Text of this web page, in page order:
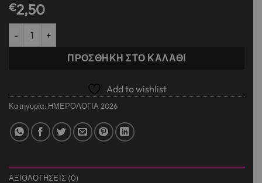
€2,50
πλάνο 2026 μηνιαίο γραφείου Υ25x35εκ. ποσότητα
ΠΡΟΣΘΉΚΗ ΣΤΟ ΚΑΛΆΘΙ
Add to wishlist
Κατηγορία: ΗΜΕΡΟΛΟΓΙΑ 2026
ΑΞΙΟΛΟΓΉΣΕΙΣ (0)